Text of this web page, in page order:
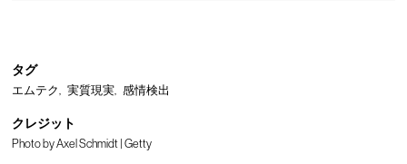
タグ
エムテク 実質現実 感情検出
クレジット
Photo by Axel Schmidt | Getty